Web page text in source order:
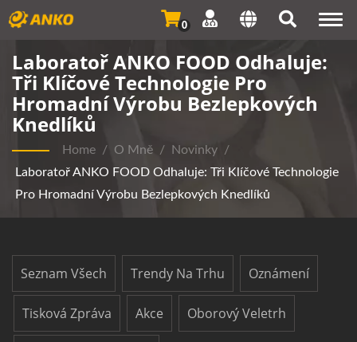
0
Laboratoř ANKO FOOD Odhaluje:
Tři Klíčové Technologie Pro
Hromadní Výrobu Bezlepkových
Knedlíků
Home / O Mně / Novinky /
Laboratoř ANKO FOOD Odhaluje: Tři Klíčové Technologie
Pro Hromadní Výrobu Bezlepkových Knedlíků
Seznam Všech Trendy Na Trhu Oznámení
Tisková Zpráva Akce Oborový Veletrh